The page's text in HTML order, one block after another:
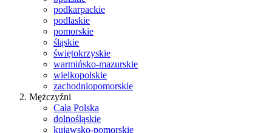
podkarpackie
podlaskie
pomorskie
śląskie
świętokrzyskie
warmińsko-mazurskie
wielkopolskie
zachodniopomorskie
Mężczyźni
Cała Polska
dolnośląskie
kujawsko-pomorskie